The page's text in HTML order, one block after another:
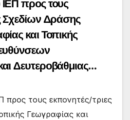
προς τους
Σχεδίων Δράσης
και Τοπικής
Δευτεροβάθμιας
προς τους εκπονητές/τριες
Γεωγραφίας και